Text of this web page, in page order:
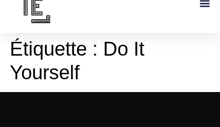
Étiquette : Do It
Yourself